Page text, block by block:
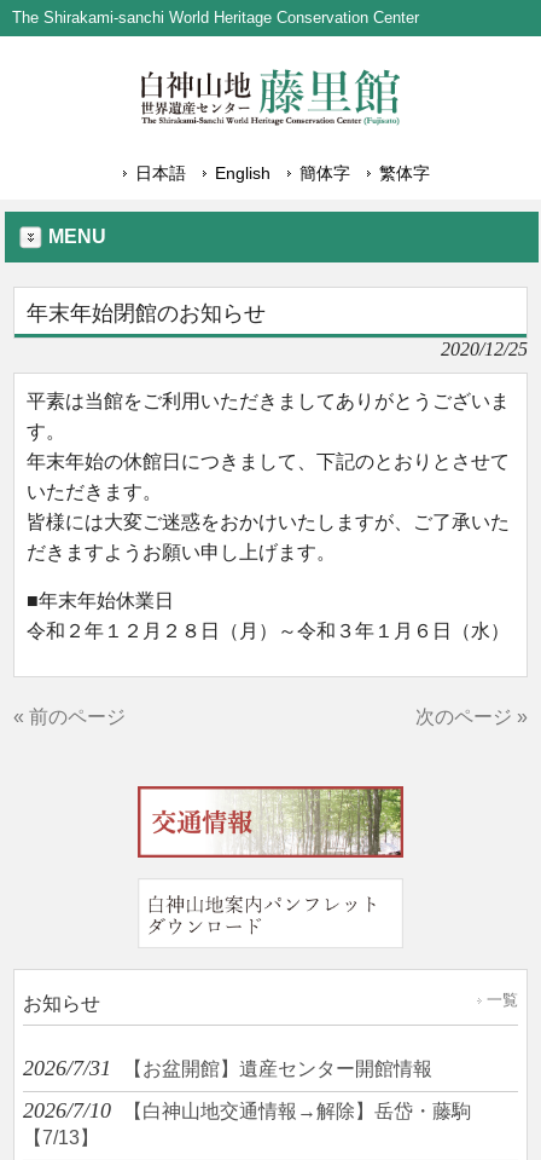
The Shirakami-sanchi World Heritage Conservation Center
日本語 English 簡体字 繁体字
MENU
年末年始閉館のお知らせ
2020/12/25
平素は当館をご利用いただきましてありがとうございま
す。
年末年始の休館日につきまして、下記のとおりとさせて
いただきます。
皆様には大変ご迷惑をおかけいたしますが、ご了承いた
だきますようお願い申し上げます。
■年末年始休業日
令和２年１２月２８日（月）～令和３年１月６日（水）
« 前のページ 次のページ »
お知らせ 一覧
2026/7/31 【お盆開館】遺産センター開館情報
2026/7/10
【白神山地交通情報→解除】岳岱・藤駒
【7/13】